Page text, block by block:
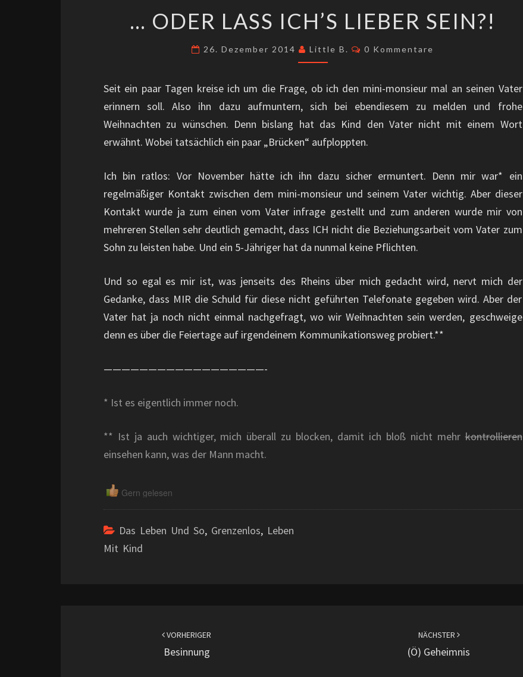
ODER
SEIN?!
… ODER LASS ICH’S LIEBER SEIN?!
26. Dezember 2014 Little B. Kommentare
0 Kommentare
Seit ein paar Tagen kreise ich um die Frage, ob ich den mini-monsieur mal an seinen Vater
erinnern soll. Also ihn dazu aufmuntern, sich bei ebendiesem zu melden und frohe
Weihnachten zu wünschen. Denn bislang hat das Kind den Vater nicht mit einem Wort
erwähnt. Wobei tatsächlich ein paar „Brücken“ aufploppten.
Ich bin ratlos: Vor November hätte ich ihn dazu sicher ermuntert. Denn mir war* ein
regelmäßiger Kontakt zwischen dem mini-monsieur und seinem Vater wichtig. Aber dieser
Kontakt wurde ja zum einen vom Vater infrage gestellt und zum anderen wurde mir von
mehreren Stellen sehr deutlich gemacht, dass ICH nicht die Beziehungsarbeit vom Vater zum
Sohn zu leisten habe. Und ein 5-Jähriger hat da nunmal keine Pflichten.
Und so egal es mir ist, was jenseits des Rheins über mich gedacht wird, nervt mich der
Gedanke, dass MIR die Schuld für diese nicht geführten Telefonate gegeben wird. Aber der
Vater hat ja noch nicht einmal nachgefragt, wo wir Weihnachten sein werden, geschweige
denn es über die Feiertage auf irgendeinem Kommunikationsweg probiert.**
——————————————————-
* Ist es eigentlich immer noch.
** Ist ja auch wichtiger, mich überall zu blocken, damit ich bloß nicht mehrkontrollieren
einsehen kann, was der Mann macht.
Gern gelesen
Das Leben Und So, Grenzenlos, Leben
Mit Kind
VORHERIGER
Besinnung
NÄCHSTER
(ö) Geheimnis